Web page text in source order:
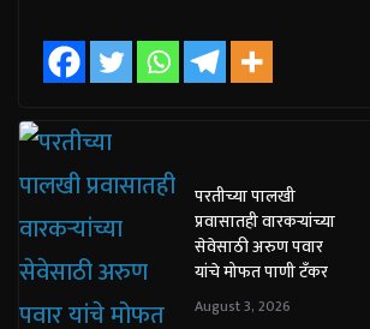
परतीच्या पालखी
प्रवासातही वारकऱ्यांच्या
सेवेसाठी अरुण पवार
यांचे मोफत पाणी टँकर
August 3, 2026